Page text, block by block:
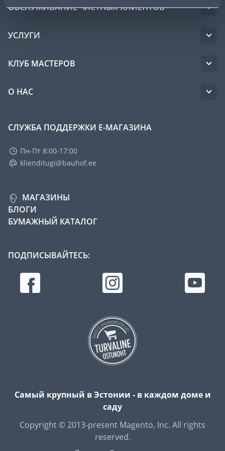
ОБСЛУЖИВАНИЕ ЧАСТНЫХ КЛИЕНТОВ
УСЛУГИ
КЛУБ МАСТЕРОВ
О НАС
СЛУЖБА ПОДДЕРЖКИ Е-МАГАЗИНА
Пн-Пт 8:00-17:00
klienditugi@bauhof.ee
МАГАЗИНЫ
БЛОГИ
БУМАЖНЫЙ КАТАЛОГ
ПОДПИСЫВАЙТЕСЬ:
Самый крупный в Эстонии - в каждом доме и
саду
Copyright © 2013-present Magento, Inc. All rights
reserved.